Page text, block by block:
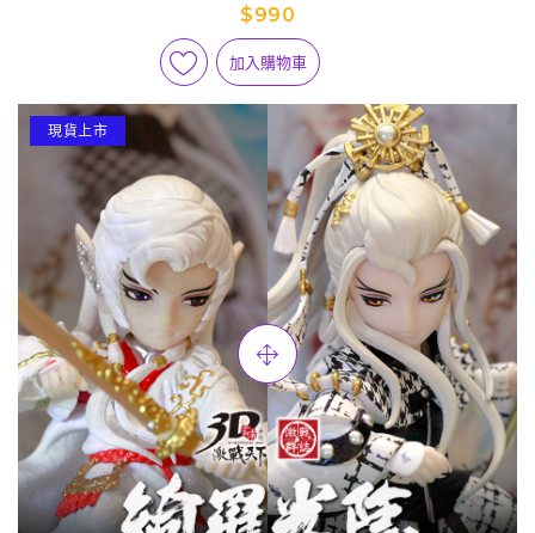
版)
$990
加入購物車
現貨上市